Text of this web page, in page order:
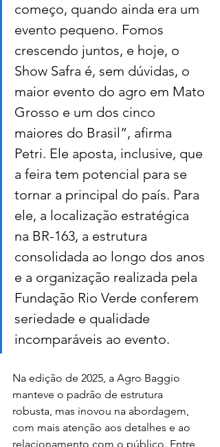
começo, quando ainda era um
evento pequeno. Fomos
crescendo juntos, e hoje, o
Show Safra é, sem dúvidas, o
maior evento do agro em Mato
Grosso e um dos cinco
maiores do Brasil”, afirma
Petri. Ele aposta, inclusive, que
a feira tem potencial para se
tornar a principal do país. Para
ele, a localização estratégica
na BR-163, a estrutura
consolidada ao longo dos anos
e a organização realizada pela
Fundação Rio Verde conferem
seriedade e qualidade
incomparáveis ao evento.
Na edição de 2025, a Agro Baggio
manteve o padrão de estrutura
robusta, mas inovou na abordagem,
com mais atenção aos detalhes e ao
relacionamento com o público. Entre